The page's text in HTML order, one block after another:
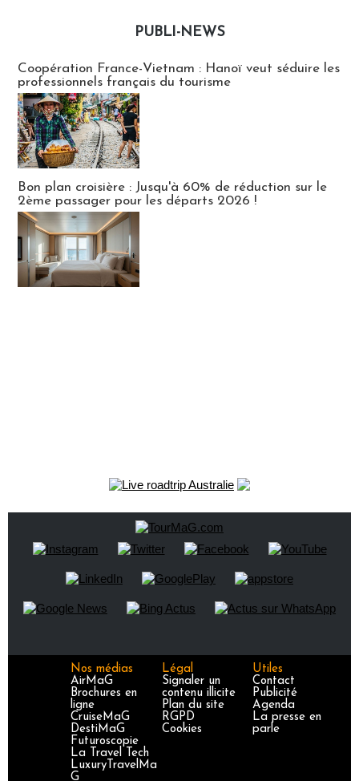
PUBLI-NEWS
Coopération France-Vietnam : Hanoï veut séduire les
professionnels français du tourisme
Bon plan croisière : Jusqu'à 60% de réduction sur le
2ème passager pour les départs 2026 !
Nos médias
AirMaG
Brochures en
ligne
CruiseMaG
DestiMaG
Futuroscopie
La Travel Tech
LuxuryTravelMa
G
Légal
Signaler un
contenu illicite
Plan du site
RGPD
Cookies
Utiles
Contact
Publicité
Agenda
La presse en
parle